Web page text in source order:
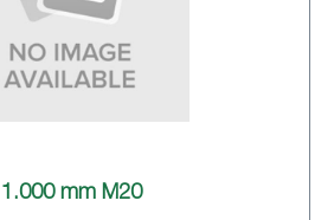
mm M20